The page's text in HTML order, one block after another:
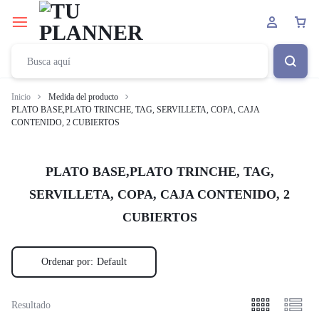
Inicio
Medida del producto
PLATO BASE,PLATO TRINCHE, TAG, SERVILLETA, COPA, CAJA
CONTENIDO, 2 CUBIERTOS
PLATO BASE,PLATO TRINCHE, TAG,
SERVILLETA, COPA, CAJA CONTENIDO, 2
CUBIERTOS
Ordenar por: Default
Resultado